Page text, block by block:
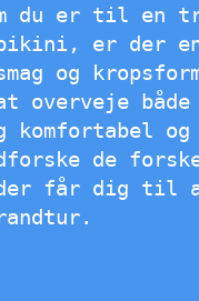
du er til en
er der
og
overveje
komfortabel
de
får dig til